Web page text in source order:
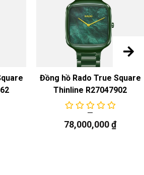
: đen dạ quang
: Dây đeo bằng gốm đen
gốm
máy cơ tự động dự trữ năng lượng
Đồng hồ Rado True Square
Thinline R27047902
78,000,000₫